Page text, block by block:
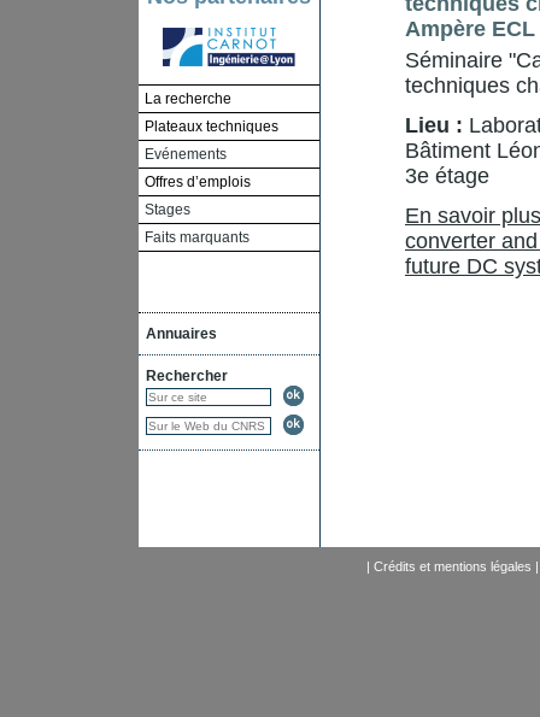
La recherche
Plateaux techniques
Evénements
Offres d’emplois
Stages
Faits marquants
Annuaires
Rechercher
Ampère ECL
Séminaire
techniques
Lieu :
Bâtiment
3e étage
En savoir
converter
future DC
| Crédits et mentions légales